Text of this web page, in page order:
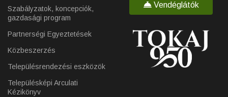
Szabályzatok, koncepciók,
gazdasági program
Partnerségi Egyeztetések
Közbeszerzés
Településrendezési eszközök
Településképi Arculati
Kézikönyv
Vendéglátók